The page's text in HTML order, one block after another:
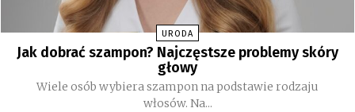
URODA
Jak dobrać szampon? Najczęstsze problemy skóry
głowy
Wiele osób wybiera szampon na podstawie rodzaju
włosów. Na...